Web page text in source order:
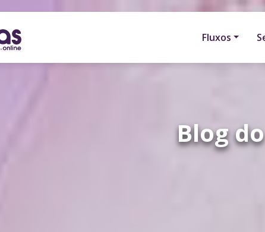
Fluxos
Blog